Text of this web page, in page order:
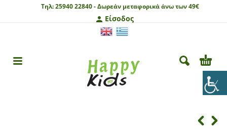
Τηλ:25940 22840 -Δωρεάν μεταφορικά άνω των 49€
Είσοδος